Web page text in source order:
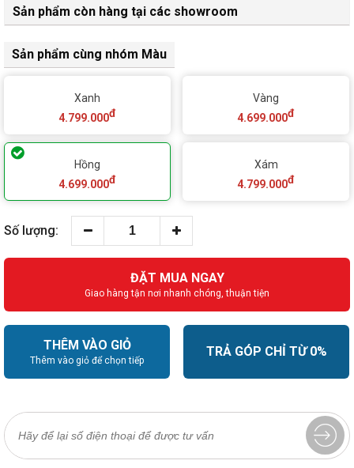
Sản phẩm còn hàng tại các showroom
Sản phẩm cùng nhóm Màu
Xanh
4.799.000đ
Vàng
4.699.000đ
Hồng
4.699.000đ
Xám
4.799.000đ
Số lượng:
ĐẶT MUA NGAY
Giao hàng tận nơi nhanh chóng, thuận tiện
THÊM VÀO GIỎ
Thêm vào giỏ để chọn tiếp
TRẢ GÓP CHỈ TỪ 0%